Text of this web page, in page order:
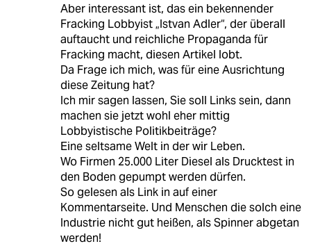
Aber interessant ist, das ein bekennender
Fracking Lobbyist „Istvan Adler“, der überall
auftaucht und reichliche Propaganda für
Fracking macht, diesen Artikel lobt.
Da Frage ich mich, was für eine Ausrichtung
diese Zeitung hat?
Ich mir sagen lassen, Sie soll Links sein, dann
machen sie jetzt wohl eher mittig
Lobbyistische Politikbeiträge?
Eine seltsame Welt in der wir Leben.
Wo Firmen 25.000 Liter Diesel als Drucktest in
den Boden gepumpt werden dürfen.
So gelesen als Link in auf einer
Kommentarseite. Und Menschen die solch eine
Industrie nicht gut heißen, als Spinner abgetan
werden!